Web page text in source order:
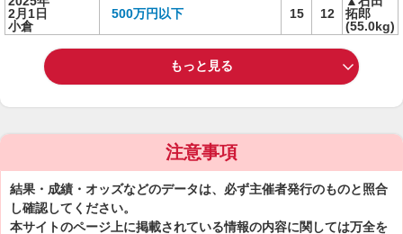
2月1日
小倉
500万円以下 15 12
拓郎
(55.0kg)
もっと見る
注意事項
結果・成績・オッズなどのデータは、必ず主催者発行のものと照合
し確認してください。
本サイトのページ上に掲載されている情報の内容に関しては万全を